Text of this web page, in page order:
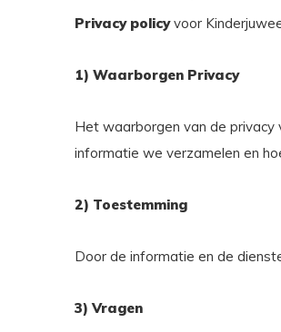
Privacy policyvoor
1) Waarborgen Privacy
Het waarborgen van de privacy
informatie we verzamelen en
2) Toestemming
Door de informatie en de
3) Vragen